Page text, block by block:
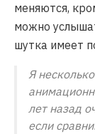
меняются,
можно
шутка имеет
Я
лет назад
если